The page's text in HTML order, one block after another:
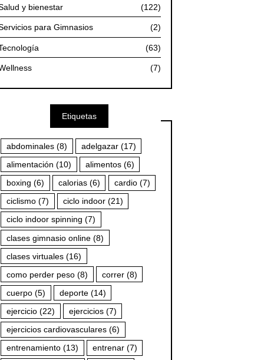
y bienestar (122)
para Gimnasios (2)
(63)
(7)
Etiquetas
abdominales(8) adelgazar(17)
alimentación (10) alimentos(6)
boxing (6) calorias(6) cardio(7)
ciclismo(7) ciclo indoor(21)
ciclo indoor spinning (7)
clases gimnasio online(8)
clases virtuales(16)
como perder peso(8) correr(8)
cuerpo(5) deporte(14)
ejercicio(22) ejercicios(7)
ejercicios cardiovasculares(6)
entrenamiento(13) entrenar(7)